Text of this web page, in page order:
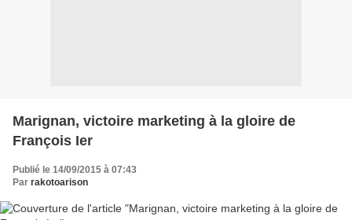
Marignan, victoire marketing à la gloire de
François Ier
Publié le 14/09/2015 à 07:43
Par rakotoarison